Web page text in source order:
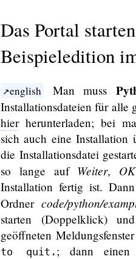
Das Portal
Beispieledition
english Man muss
Installationsdateien für alle
hierherunterladen; bei
sich auch eine Installation
die Installationsdatei
so lange auf Weiter, OK
Installation fertig ist.
Ordner code/python/
starten (Doppelklick)
geöffneten
to quit. ; dann einen